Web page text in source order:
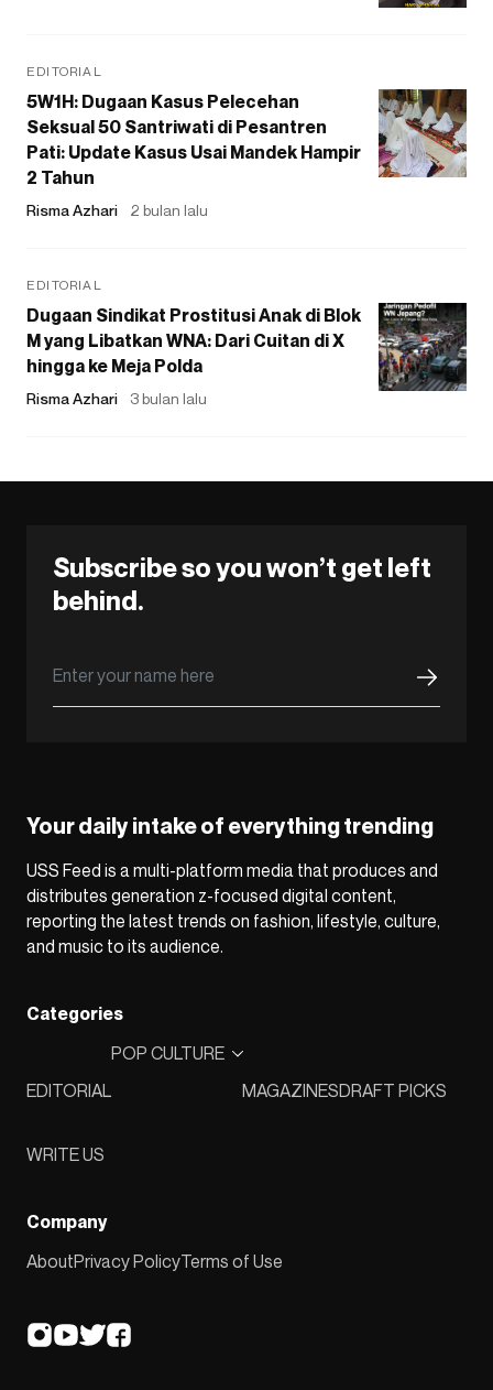
EDITORIAL
5W1H: Dugaan Kasus Pelecehan
Seksual 50 Santriwati di Pesantren
Pati: Update Kasus Usai Mandek Hampir
2 Tahun
Risma Azhari 2 bulan lalu
EDITORIAL
Dugaan Sindikat Prostitusi Anak di Blok
M yang Libatkan WNA: Dari Cuitan di X
hingga ke Meja Polda
Risma Azhari 3 bulan lalu
Subscribe so you won’t get left
behind.
Your daily intake of everything trending
USS Feed is a multi-platform media that produces and
distributes generation z-focused digital content,
reporting the latest trends on fashion, lifestyle, culture,
and music to its audience.
Categories
EDITORIAL
POP CULTURE
MAGAZINESDRAFT PICKS
WRITE US
Company
AboutPrivacy PolicyTerms of Use